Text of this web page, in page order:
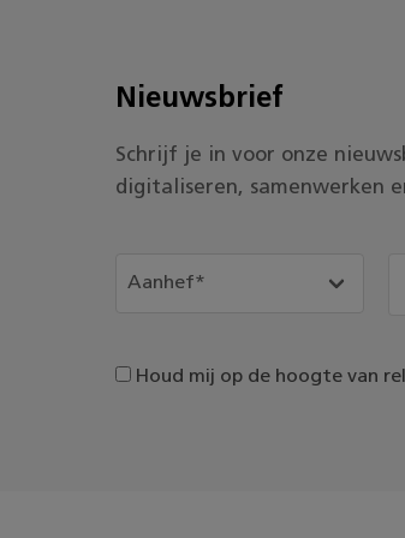
Nieuwsbrief
Schrijf je in voor onze
digitaliseren, samenwerken
Houd mij op de hoogte van